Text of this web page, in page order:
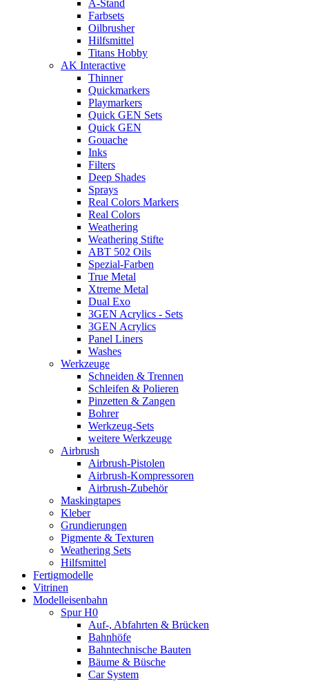
A-Stand
Farbsets
Oilbrusher
Hilfsmittel
Titans Hobby
AK Interactive
Thinner
Quickmarkers
Playmarkers
Quick GEN Sets
Quick GEN
Gouache
Inks
Filters
Deep Shades
Sprays
Real Colors Markers
Real Colors
Weathering
Weathering Stifte
ABT 502 Oils
Spezial-Farben
True Metal
Xtreme Metal
Dual Exo
3GEN Acrylics - Sets
3GEN Acrylics
Panel Liners
Washes
Werkzeuge
Schneiden & Trennen
Schleifen & Polieren
Pinzetten & Zangen
Bohrer
Werkzeug-Sets
weitere Werkzeuge
Airbrush
Airbrush-Pistolen
Airbrush-Kompressoren
Airbrush-Zubehör
Maskingtapes
Kleber
Grundierungen
Pigmente & Texturen
Weathering Sets
Hilfsmittel
Fertigmodelle
Vitrinen
Modelleisenbahn
Spur H0
Auf-, Abfahrten & Brücken
Bahnhöfe
Bahntechnische Bauten
Bäume & Büsche
Car System